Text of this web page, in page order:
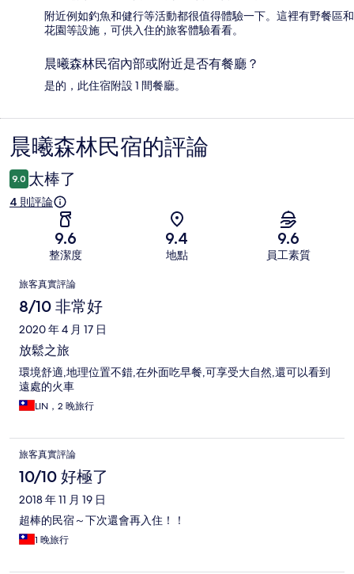
附近例如釣魚和健行等活動都很值得體驗一下。這裡有野餐區和
花園等設施，可供入住的旅客體驗看看。
晨曦森林民宿內部或附近是否有餐廳？
是的，此住宿附設 1 間餐廳。
評
論
晨曦森林民宿的評論
9.0 太棒了
4 則評論
9.6
整潔度
9.4
地點
9.6
員工素質
評
論
旅客真實評論
8/10 非常好
2020 年 4 月 17 日
放鬆之旅
環境舒適,地理位置不錯,在外面吃早餐,可享受大自然,還可以看到
遠處的火車
LIN，2 晚旅行
旅客真實評論
10/10 好極了
2018 年 11 月 19 日
超棒的民宿～下次還會再入住！！
1 晚旅行